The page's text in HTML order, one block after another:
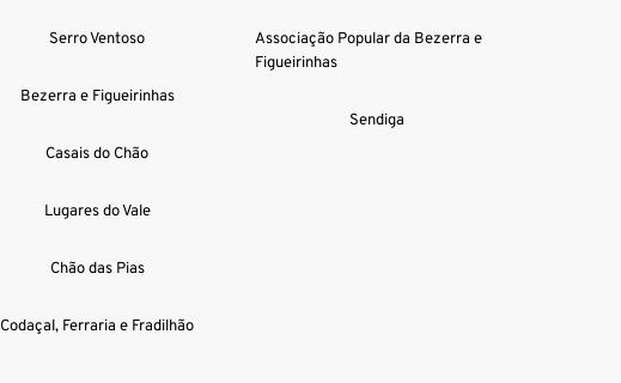
Serro Ventoso
Bezerra e Figueirinhas
Casais do Chão
Lugares do Vale
Chão das Pias
Codaçal, Ferraria e Fradilhão
Associação Popular da Bezerra e
Figueirinhas
Sendiga